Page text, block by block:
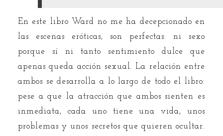
En este libro Ward no me ha decepcionado en
las escenas eróticas, son perfectas: ni sexo
porque sí ni tanto sentimiento dulce que
apenas queda acción sexual. La relación entre
ambos se desarrolla a lo largo de todo el libro:
pese a que la atracción que ambos sienten es
inmediata, cada uno tiene una vida, unos
problemas y unos secretos que quieren ocultar.